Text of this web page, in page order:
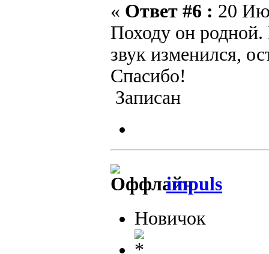
« Ответ #6 : 20
Походу он
звук изменился,
Спасибо!
Записан
impuls
Новичок